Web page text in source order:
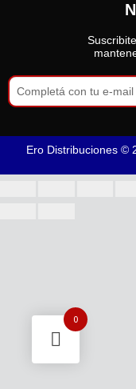
Ero Distribuciones ©
0